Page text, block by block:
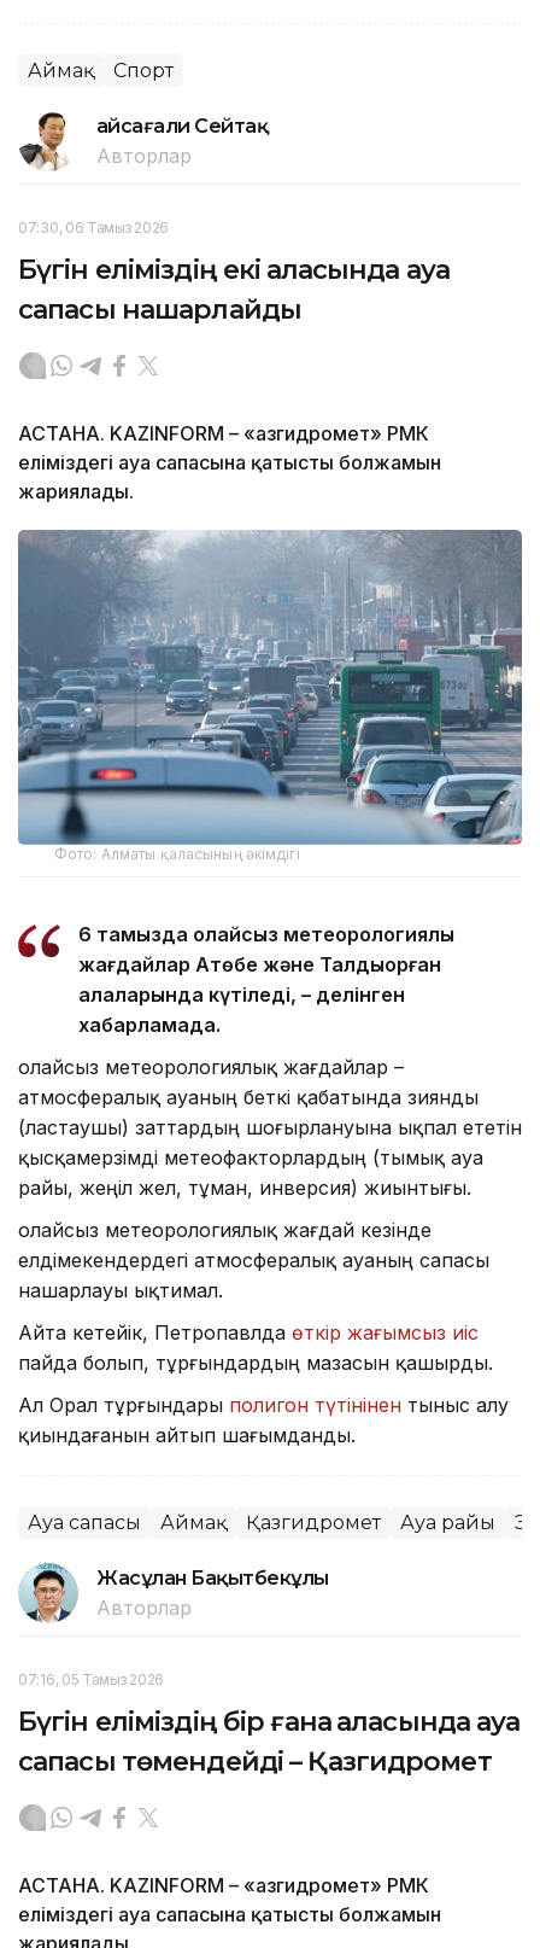
Аймақ Спорт
Ғайсағали Сейтақ
Авторлар
07:30, 06 Тамыз 2026
Бүгін еліміздің екі қаласында ауа
сапасы нашарлайды
АСТАНА. KAZINFORM – «Қазгидромет» РМК
еліміздегі ауа сапасына қатысты болжамын
жариялады.
Фото: Алматы қаласының әкімдігі
6 тамызда қолайсыз метеорологиялық
жағдайлар Ақтөбе және Талдықорған
қалаларында күтіледі, – делінген
хабарламада.
Қолайсыз метеорологиялық жағдайлар –
атмосфералық ауаның беткі қабатында зиянды
(ластаушы) заттардың шоғырлануына ықпал ететін
қысқамерзімді метеофакторлардың (тымық ауа
райы, жеңіл жел, тұман, инверсия) жиынтығы.
Қолайсыз метеорологиялық жағдай кезінде
елдімекендердегі атмосфералық ауаның сапасы
нашарлауы ықтимал.
Айта кетейік, Петропавлда өткір жағымсыз иіс
пайда болып, тұрғындардың мазасын қашырды.
Ал Орал тұрғындары полигон түтінінен тыныс алу
қиындағанын айтып шағымданды.
Ауа сапасы Аймақ Қазгидромет Ауа райы
Жасұлан Бақытбекұлы
Авторлар
07:16, 05 Тамыз 2026
Бүгін еліміздің бір ғана қаласында ауа
сапасы төмендейді – Қазгидромет
АСТАНА. KAZINFORM – «Қазгидромет» РМК
еліміздегі ауа сапасына қатысты болжамын
жариялады.